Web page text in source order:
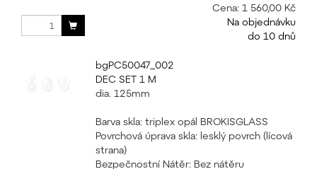
Cena: 1 560,00 Kč
Na objednávku
do 10 dnů
bgPC50047_002
DEC SET 1 M
dia. 125mm
Barva skla: triplex opál BROKISGLASS
Povrchová úprava skla: lesklý povrch (lícová
strana)
Bezpečnostní Nátěr: Bez nátěru